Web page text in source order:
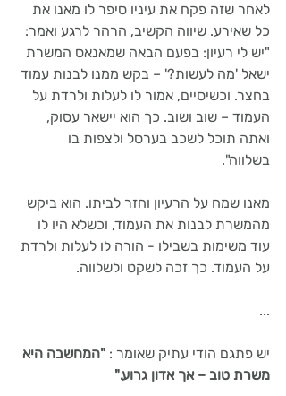
לאחר שזה פקח את עיניו סיפר לו מאנו את
כל שאירע. שיווה הקשיב, הרהר לרגע ואמר:
"יש לי רעיון: בפעם הבאה שמאנאס המשרת
ישאל 'מה לעשות?' – בקש ממנו לבנות עמוד
בחצר. וכשיסיים, אמור לו לעלות ולרדת על
העמוד – שוב ושוב. כך הוא יישאר עסוק,
ואתה תוכל לשכב בערסל ולצפות בו
בשלווה".
מאנו שמח על הרעיון וחזר לביתו. הוא ביקש
מהמשרת לבנות את העמוד, וכשלא היו לו
עוד משימות בשבילו - הורה לו לעלות ולרדת
על העמוד. כך זכה לשקט ולשלווה.
...
יש פתגם הודי עתיק שאומר : "המחשבה היא
משרת טוב – אך אדון גרוע."